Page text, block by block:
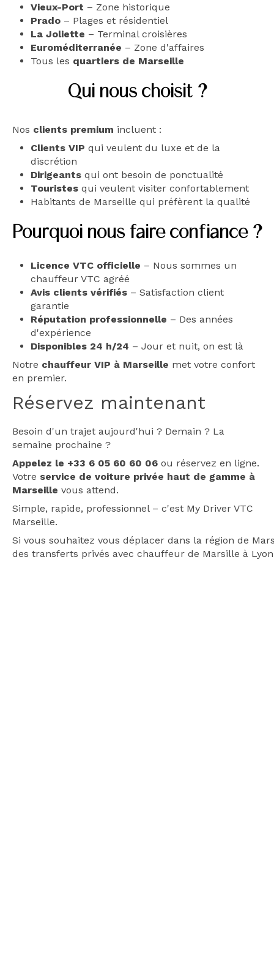
Vieux-Port – Zone historique
Prado – Plages et résidentiel
La Joliette – Terminal croisières
Euroméditerranée – Zone d'affaires
Tous les quartiers de Marseille
Qui nous choisit ?
Nos clients premium incluent :
Clients VIP qui veulent du luxe et de la
discrétion
Dirigeants qui ont besoin de ponctualité
Touristes qui veulent visiter confortablement
Habitants de Marseille qui préfèrent la qualité
Pourquoi nous faire confiance ?
Licence VTC officielle – Nous sommes un
chauffeur VTC agréé
Avis clients vérifiés – Satisfaction client
garantie
Réputation professionnelle – Des années
d'expérience
Disponibles 24 h/24 – Jour et nuit, on est là
Notre chauffeur VIP à Marseille met votre confort
en premier.
Réservez maintenant
Besoin d'un trajet aujourd'hui ? Demain ? La
semaine prochaine ?
Appelez le +33 6 05 60 60 06 ou réservez en ligne.
Votre service de voiture privée haut de gamme à
Marseille vous attend.
Simple, rapide, professionnel – c'est My Driver VTC
Marseille.
Si vous souhaitez vous déplacer dans la région de